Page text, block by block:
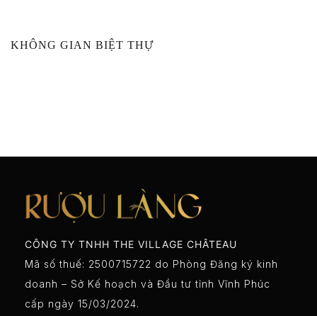
KHÔNG GIAN BIỆT THỰ
Không gian chung
CÔNG TY TNHH THE VILLAGE CHÂTEAU
Mã số thuế: 2500715722 do Phòng Đăng ký kinh
doanh – Sở Kế hoạch và Đầu tư tỉnh Vĩnh Phúc
cấp ngày 15/03/2024.